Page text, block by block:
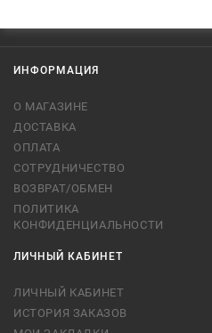
ИНФОРМАЦИЯ
О МАГАЗИНЕ
ДОСТАВКА
ОПЛАТА
СОТРУДНИЧЕСТВО
ВОЗВРАТ/ОБМЕН
ПОЛИТИКА
КОНФИДЕНЦИАЛЬНОСТИ
ЛИЧНЫЙ КАБИНЕТ
ЛИЧНЫЙ КАБИНЕТ
ИСТОРИЯ ЗАКАЗОВ